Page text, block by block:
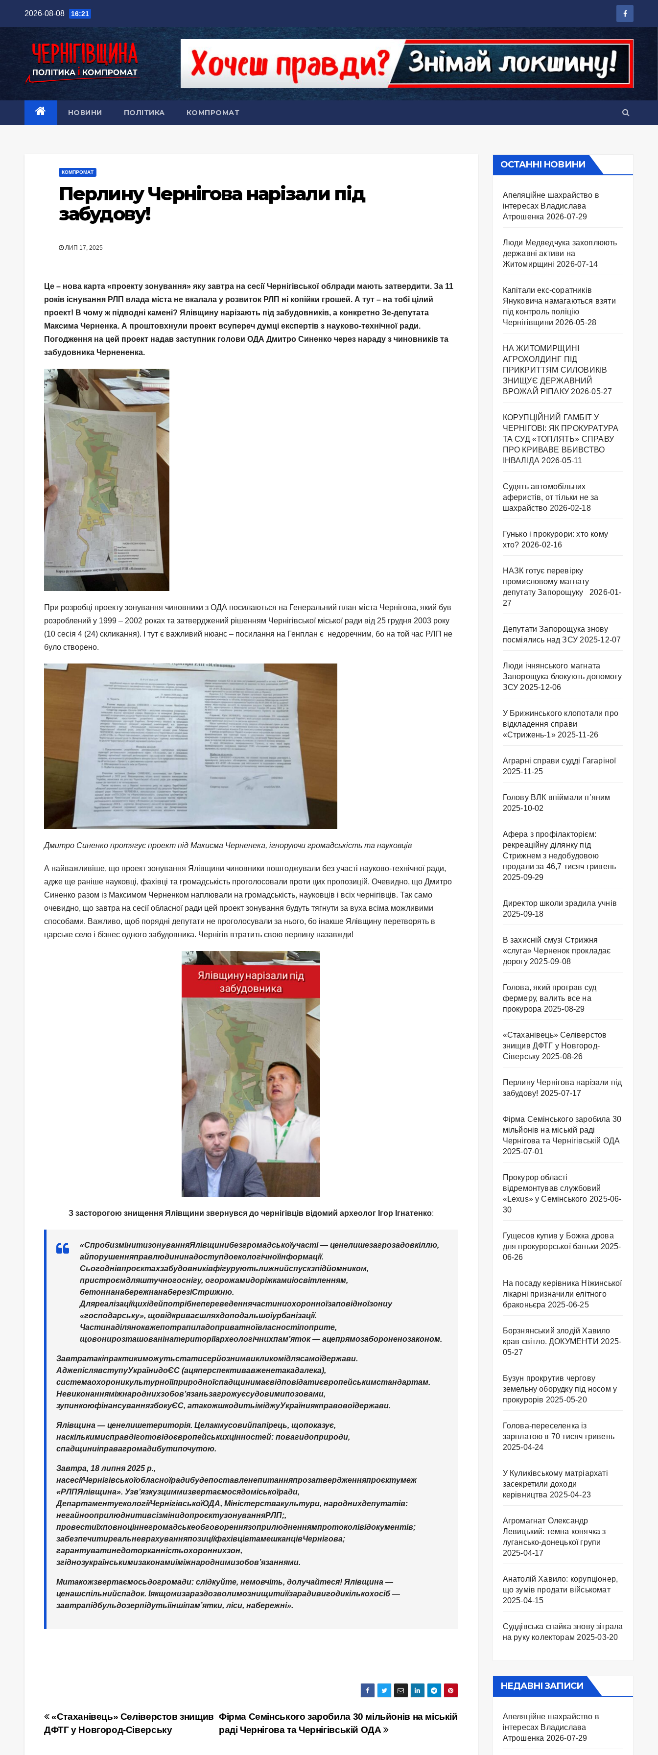
2026-08-08 16:21
НОВИНИ ПОЛІТИКА КОМПРОМАТ
КОМПРОМАТ
Перлину Чернігова нарізали під
забудову!
ЛИП 17, 2025
Це – нова карта «проекту зонування» яку завтра на сесiї Чернігівської облради мають затвердити. За 11
рокiв існування РЛП влада мiста не вкалала у розвиток РЛП нi копiйки грошей. А тут – на тобі цілий
проект! В чому ж підводні камені? Ялівщину нарізають під забудовників, а конкретно Зе-депутата
Максима Черненка. А проштовхнули проект всупереч думці експертів з науково-технічної ради.
Погодження на цей проект надав заступник голови ОДА Дмитро Синенко через нараду з чиновників та
забудовника Чернененка.
При розробці проекту зонування чиновники з ОДА посилаються на Генеральний план міста Чернігова, який був
розроблений у 1999 – 2002 роках та затверджений рішенням Чернігівської міської ради від 25 грудня 2003 року
(10 сесія 4 (24) скликання). І тут є важливий нюанс – посилання на Генплан є недоречним, бо на той час РЛП не
було створено.
Дмитро Синенко протягує проект під Макисма Черненека, ігноруючи громадськість та науковців
А найважливіше, що проект зонування Ялівщини чиновники пошгоджували без участі науково-технічної ради,
адже ще раніше науковцi, фахiвцi та громадськiсть проголосовали проти цих пропозицiй. Очевидно, що Дмитро
Синенко разом із Максимом Черненком наплювали на громадськість, науковців і всіх чернігівців. Так само
очевидно, що завтра на сесії обласної ради цей проект зонування будуть тягнути за вуха всіма можливими
способами. Важливо, щоб порядні депутати не проголосували за нього, бо інакше Ялівщину перетворять в
царське село і бізнес одного забудовника. Чернігів втратить свою перлину назавжди!
З засторогою знищення Ялівщини звернувся до чернігівців відомий археолог Ігор Ігнатенко:
«СпробизмінитизонуванняЯлівщинибезгромадськоїучасті— ценелишезагрозадовкіллю,
айпорушенняправлюдининадоступдоекологічноїінформації.
Сьогоднівпроєктахзабудовниківфігуруютьлижнийспускзпідйомником,
пристроємдляштучногоснігу, огорожамидоріжкамиіосвітленням,
бетоннанабережнанаберезіСтрижню.
Дляреалізаціїцихідейпотрібнепереведеннячастиниохоронноїзаповідноїзониу
«господарську», щовідкриваєшляхдоподальшоїурбанізації.
Частинаділяноквжепотрапиладоприватноївласностіпоприте,
щовонирозташованінатериторіїархеологічнихпам’яток— ацепрямозабороненозаконом.
Завтратакіпрактикиможутьстатисерйознимвикликомідлясамоїдержави.
АджепіслявступуУкраїнидоЄС (ацяперспективавженетакадалека),
системаохороникультурноїіприродноїспадщинимаєвідповідатиєвропейськимстандартам.
Невиконанняміжнароднихзобов’язаньзагрожуєсудовимипозовами,
зупинкоюфінансуваннязбокуЄС, атакожшкодитьіміджуУкраїниякправовоїдержави.
Ялівщина — ценелишетериторія. Целакмусовийпапірець, щопоказує,
наскількимисправдіготовідоєвропейськихцінностей: повагидоприроди,
спадщиниіправагромадибутипочутою.
Завтра, 18липня2025 р.,
насесіїЧернігівськоїобласноїрадибудепоставленепитанняпрозатвердженняпроєктумеж
«РЛПЯлівщина». Узв’язкузциммизвертаємосядоміськоїради,
ДепартаментуекологіїЧернігівськоїОДА, Міністерствакультури, народнихдепутатів:
негайнооприлюднитивсізмінидопроєктузонуванняРЛП;,
провестиїхповноціннегромадськеобговореннязоприлюдненнямпротоколівідокументів;
забезпечитиреальневрахуванняпозиціїфахівцівтамешканцівЧернігова;
гарантуватинедоторканністьохороннихзон,
згіднозукраїнськимизаконамиіміжнароднимизобов’язаннями.
Митакожзвертаємосьдогромади: слідкуйте, немовчіть, долучайтеся! Ялівщина —
ценашспільнийспадок. Іякщомизараздозволимознищитиїїзарадивигодикількохосіб—
завтрапідбульдозерпідутьііншіпам’ятки,ліси, набережні».
Навігація
записів
Фірма Семінського заробила 30 мільйонів на міській
раді Чернігова та Чернігівській ОДА
«Стаханівець» Селіверстов знищив
ДФТГ у Новгород-Сіверську
ОСТАННІ НОВИНИ
Апеляційне шахрайство в
інтересах Владислава
Атрошенка 2026-07-29
Люди Медведчука захоплюють
державні активи на
Житомирщині 2026-07-14
Капітали екс-соратників
Януковича намагаються взяти
під контроль поліцію
Чернігівщини 2026-05-28
НА ЖИТОМИРЩИНІ
АГРОХОЛДИНГ ПІД
ПРИКРИТТЯМ СИЛОВИКІВ
ЗНИЩУЄ ДЕРЖАВНИЙ
ВРОЖАЙ РІПАКУ ​ 2026-05-27
КОРУПЦІЙНИЙ ГАМБІТ У
ЧЕРНІГОВІ: ЯК ПРОКУРАТУРА
ТА СУД «ТОПЛЯТЬ» СПРАВУ
ПРО КРИВАВЕ ВБИВСТВО
ІНВАЛІДА 2026-05-11
Судять автомобільних
аферистів, от тільки не за
шахрайство 2026-02-18
Гунько і прокурори: хто кому
хто? 2026-02-16
НАЗК готує перевірку
промисловому магнату
депутату Запорощуку
2026-01-
27
Депутати Запорощука знову
посміялись над ЗСУ 2025-12-07
Люди ічнянського магната
Запорощука блокують допомогу
ЗСУ 2025-12-06
У Брижинського клопотали про
відкладення справи
«Стрижень-1» 2025-11-26
Аграрні справи судді Гагаріної
2025-11-25
Голову ВЛК впіймали п’яним
2025-10-02
Афера з профілакторієм:
рекреаційну ділянку під
Стрижнем з недобудовою
продали за 46,7 тисяч гривень
2025-09-29
Директор школи зрадила учнів
2025-09-18
В захисній смузі Стрижня
«слуга» Черненок прокладає
дорогу 2025-09-08
Голова, який програв суд
фермеру, валить все на
прокурора 2025-08-29
«Стаханівець» Селіверстов
знищив ДФТГ у Новгород-
Сіверську 2025-08-26
Перлину Чернігова нарізали під
забудову! 2025-07-17
Фірма Семінського заробила 30
мільйонів на міській раді
Чернігова та Чернігівській ОДА
2025-07-01
Прокурор області
відремонтував службовий
«Lexus» у Семінського 2025-06-
30
Гущесов купив у Божка дрова
для прокурорської баньки 2025-
06-26
На посаду керівника Ніжинської
лікарні призначили елітного
браконьєра 2025-06-25
Борзнянський злодій Хавило
крав світло. ДОКУМЕНТИ 2025-
05-27
Бузун прокрутив чергову
земельну оборудку під носом у
прокурорів 2025-05-20
Голова-переселенка із
зарплатою в 70 тисяч гривень
2025-04-24
У Куликівському матріархаті
засекретили доходи
керівництва 2025-04-23
Агромагнат Олександр
Левицький: темна конячка з
лугансько-донецької групи
2025-04-17
Анатолій Хавило: корупціонер,
що зумів продати військомат
2025-04-15
Суддівська спайка знову зіграла
на руку колекторам 2025-03-20
НЕДАВНІ ЗАПИСИ
Апеляційне шахрайство в
інтересах Владислава
Атрошенка 2026-07-29